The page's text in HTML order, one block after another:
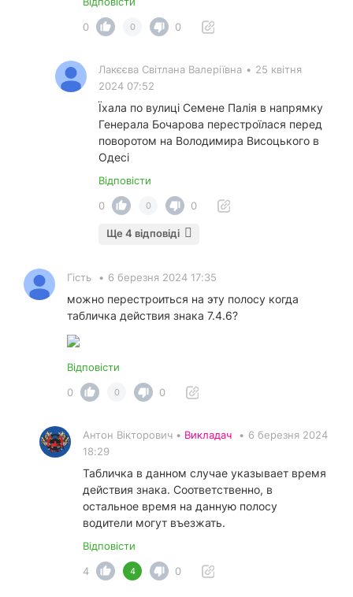
0
0 0
Лакєєва Світлана Валеріївна • 25 квітня
2024 07:52
Їхала по вулиці Семене Палія в напрямку
Генерала Бочарова перестроїлася перед
поворотом на Володимира Висоцького в
Одесі
Відповісти
0
0 0
Ще 4 відповіді
Гість • 6 березня 2024 17:35
можно перестроиться на эту полосу когда
табличка действия знака 7.4.6?
Відповісти
0
0 0
Антон Вікторович • Викладач • 6 березня 2024
18:29
Табличка в данном случае указывает время
действия знака. Соответственно, в
остальное время на данную полосу
водители могут въезжать.
Відповісти
4
4 0